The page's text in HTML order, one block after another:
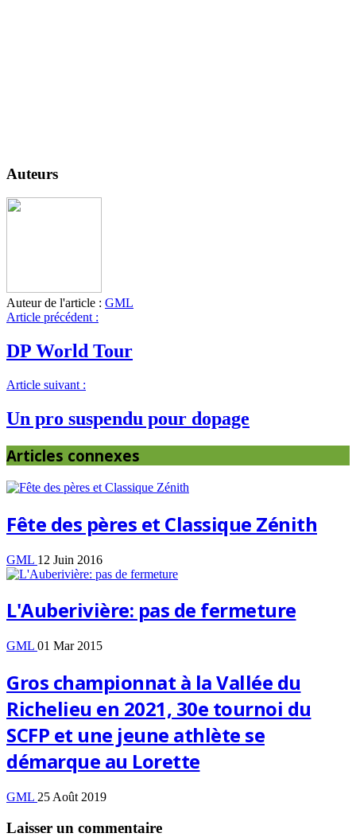
Auteurs
Auteur de l'article : GML
Article précédent :
DP World Tour
Article suivant :
Un pro suspendu pour dopage
Articles connexes
Fête des pères et Classique Zénith
GML 12 Juin 2016
L'Auberivière: pas de fermeture
GML 01 Mar 2015
Gros championnat à la Vallée du
Richelieu en 2021, 30e tournoi du
SCFP et une jeune athlète se
démarque au Lorette
GML 25 Août 2019
Laisser un commentaire